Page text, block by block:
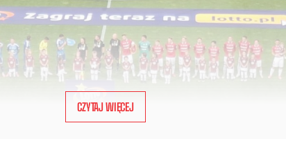
CZYTAJ WIĘCEJ